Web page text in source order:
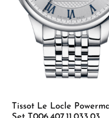
Tissot Le Locle